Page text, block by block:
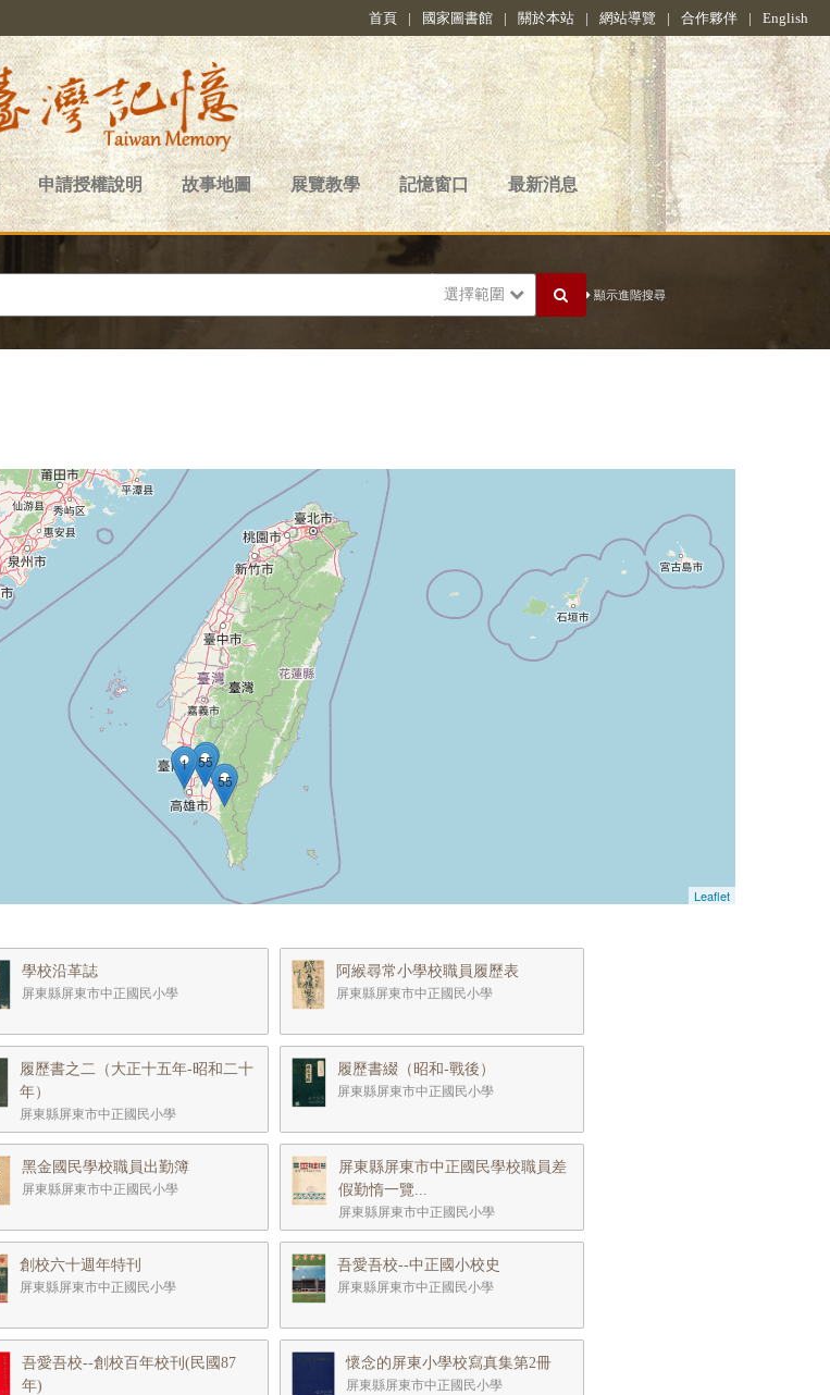
首頁 | 國家圖書館 | 關於本站 | 網站導覽 | 合作夥伴 | English
申請授權說明 故事地圖 展覽教學 記憶窗口 最新消息
選擇範圍 顯示進階搜尋
55
55
3
1
Leaflet
學校沿革誌
屏東縣屏東市中正國民小學
阿緱尋常小學校職員履歷表
屏東縣屏東市中正國民小學
履歷書之二（大正十五年-昭和二十
年）
屏東縣屏東市中正國民小學
履歷書綴（昭和-戰後）
屏東縣屏東市中正國民小學
黑金國民學校職員出勤簿
屏東縣屏東市中正國民小學
屏東縣屏東市中正國民學校職員差
假勤惰一覽...
屏東縣屏東市中正國民小學
創校六十週年特刊
屏東縣屏東市中正國民小學
吾愛吾校--中正國小校史
屏東縣屏東市中正國民小學
吾愛吾校--創校百年校刊(民國87
年)
懷念的屏東小學校寫真集第2冊
屏東縣屏東市中正國民小學